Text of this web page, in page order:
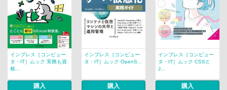
インプレス［コンピュー
タ・IT］ムック 実務も資
格...
購入
インプレス［コンピュー
タ・IT］ムック OpenS...
購入
インプレス［コンピュー
タ・IT］ムック CSSと
J...
購入